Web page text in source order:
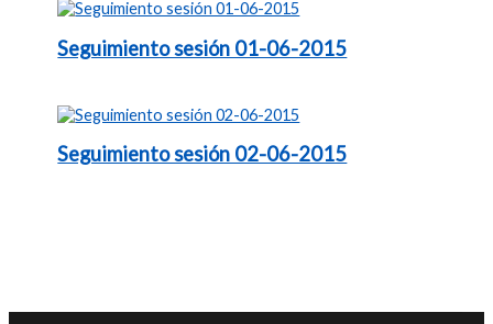
Seguimiento sesión 01-06-2015
Seguimiento sesión 02-06-2015